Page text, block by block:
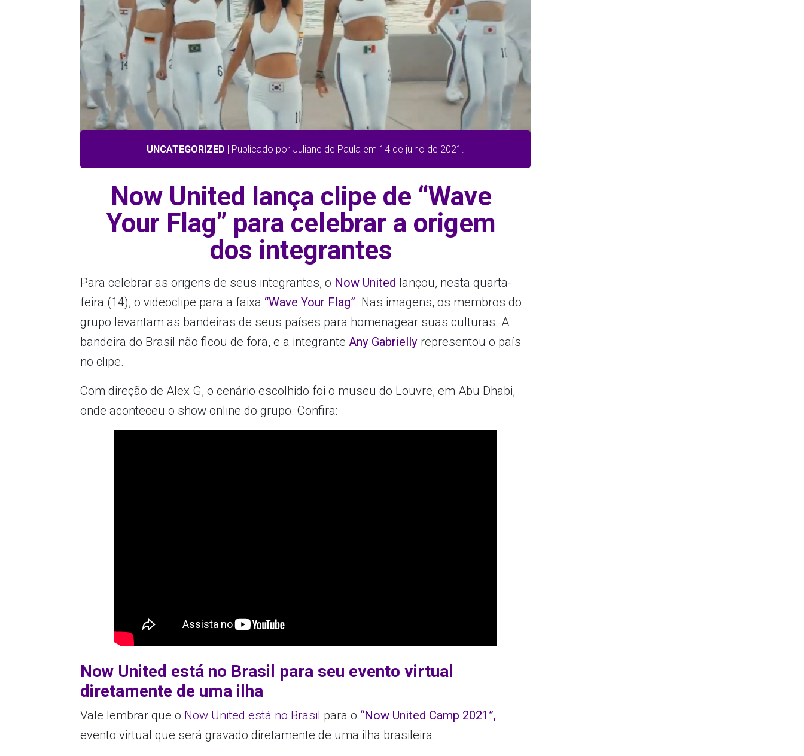
UNCATEGORIZED | Publicado por Juliane de Paula em 14 de julho de 2021.
Now United lança clipe de “Wave
Your Flag” para celebrar a origem
dos integrantes
Para celebrar as origens de seus integrantes, o Now United lançou, nesta quarta-
feira (14), o videoclipe para a faixa “Wave Your Flag”. Nas imagens, os membros do
grupo levantam as bandeiras de seus países para homenagear suas culturas. A
bandeira do Brasil não ficou de fora, e a integranteAny Gabrielly representou o país
no clipe.
Com direção de Alex G, o cenário escolhido foi o museu do Louvre, em Abu Dhabi,
onde aconteceu o show online do grupo. Confira:
Now United está no Brasil para seu evento virtual
diretamente de uma ilha
Vale lembrar que o Now United está no Brasil para o “Now United Camp 2021”,
evento virtual que será gravado diretamente de uma ilha brasileira.